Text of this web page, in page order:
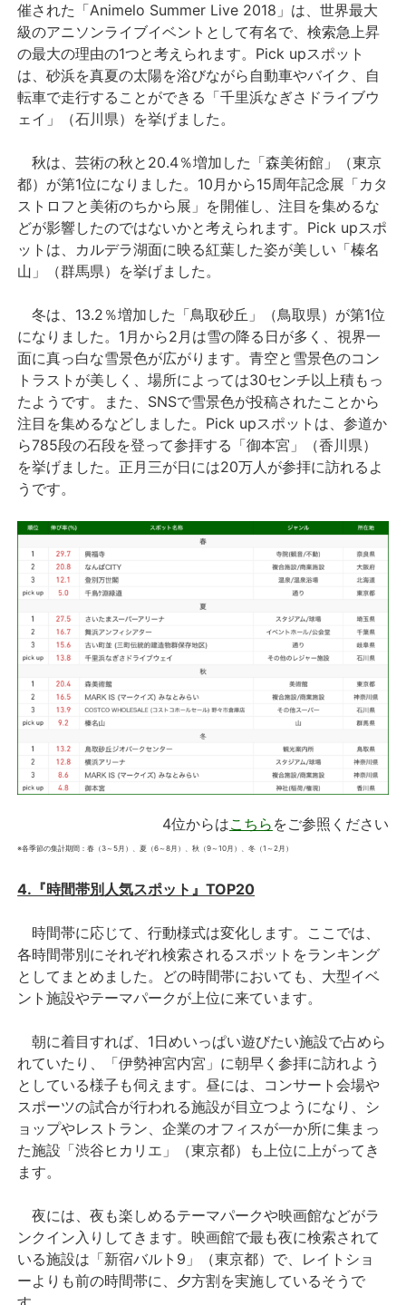
催された「Animelo Summer Live 2018」は、世界最大
級のアニソンライブイベントとして有名で、検索急上昇
の最大の理由の1つと考えられます。Pick upスポット
は、砂浜を真夏の太陽を浴びながら自動車やバイク、自
転車で走行することができる「千里浜なぎさドライブウ
ェイ」（石川県）を挙げました。
秋は、芸術の秋と20.4％増加した「森美術館」（東京
都）が第1位になりました。10月から15周年記念展「カタ
ストロフと美術のちから展」を開催し、注目を集めるな
どが影響したのではないかと考えられます。Pick upスポ
ットは、カルデラ湖面に映る紅葉した姿が美しい「榛名
山」（群馬県）を挙げました。
冬は、13.2％増加した「鳥取砂丘」（鳥取県）が第1位
になりました。1月から2月は雪の降る日が多く、視界一
面に真っ白な雪景色が広がります。青空と雪景色のコン
トラストが美しく、場所によっては30センチ以上積もっ
たようです。また、SNSで雪景色が投稿されたことから
注目を集めるなどしました。Pick upスポットは、参道か
ら785段の石段を登って参拝する「御本宮」（香川県）
を挙げました。正月三が日には20万人が参拝に訪れるよ
うです。
4位からはこちら をご参照ください
※各季節の集計期間：春（3～5月）、夏（6～8月）、秋（9～10月）、冬（1～2月）
4.『時間帯別人気スポット』TOP20
時間帯に応じて、行動様式は変化します。ここでは、
各時間帯別にそれぞれ検索されるスポットをランキング
としてまとめました。どの時間帯においても、大型イベ
ント施設やテーマパークが上位に来ています。
朝に着目すれば、1日めいっぱい遊びたい施設で占めら
れていたり、「伊勢神宮内宮」に朝早く参拝に訪れよう
としている様子も伺えます。昼には、コンサート会場や
スポーツの試合が行われる施設が目立つようになり、シ
ョップやレストラン、企業のオフィスが一か所に集まっ
た施設「渋谷ヒカリエ」（東京都）も上位に上がってき
ます。
夜には、夜も楽しめるテーマパークや映画館などがラ
ンクイン入りしてきます。映画館で最も夜に検索されて
いる施設は「新宿バルト9」（東京都）で、レイトショ
ーよりも前の時間帯に、夕方割を実施しているそうで